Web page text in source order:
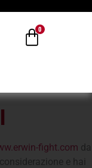
0
fight.com da
e hai